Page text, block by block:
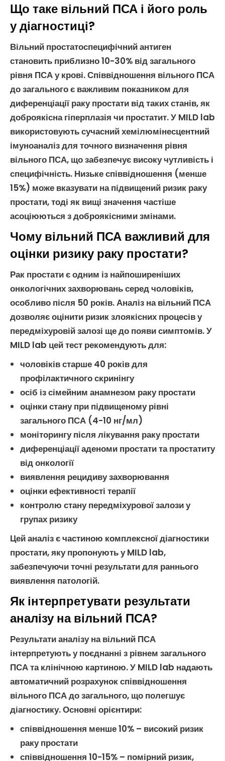
Що таке вільний ПСА і його роль
у діагностиці?
Вільний простатоспецифічний антиген
становить приблизно 10-30% від загального
рівня ПСАу крові. Співвідношення вільного ПСА
до загального є важливим показником для
диференціації раку простати від таких станів, як
доброякісна гіперплазія чи простатит. У MILD lab
використовують сучаснийхемілюмінесцентний
імуноаналіздля точного визначення рівня
вільного ПСА, що забезпечує високу чутливість і
специфічність. Низьке співвідношення (менше
15%) може вказувати на підвищений ризик раку
простати, тоді як вищі значення частіше
асоціюються з доброякісними змінами.
Чому вільний ПСА важливий для
оцінки ризику раку простати?
Рак простатиє одним із найпоширеніших
онкологічних захворювань серед чоловіків,
особливо після 50 років. Аналіз навільний ПСА
дозволяє оцінити ризикзлоякісних процесів у
передміхуровій залозі ще до появи симптомів. У
MILD lab цей тест рекомендують для:
чоловіків старше 40 років для
профілактичного скринінгу
осіб із сімейним анамнезом раку простати
оцінки стану при підвищеному рівні
загального ПСА (4-10 нг/мл)
моніторингу після лікування раку простати
диференціаціїаденоми простатитапростатиту
від онкології
виявлення рецидиву захворювання
оцінки ефективності терапії
контролю станупередміхурової залозиу
групах ризику
Цей аналіз є частиною комплексноїдіагностики
простати, яку пропонують у MILD lab,
забезпечуючи точні результати для раннього
виявлення патологій.
Як інтерпретувати результати
аналізу на вільний ПСА?
Результати аналізу навільний ПСА
інтерпретують у поєднанні з рівнем загального
ПСАта клінічною картиною. У MILD lab надають
автоматичний розрахунок співвідношення
вільного ПСАдо загального, що полегшує
діагностику. Основні орієнтири:
співвідношення менше 10% – високий ризик
раку простати
співвідношення 10-15% – помірний ризик,